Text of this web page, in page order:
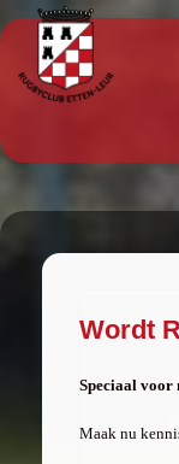
Wordt
Speciaal voor
Maak nu